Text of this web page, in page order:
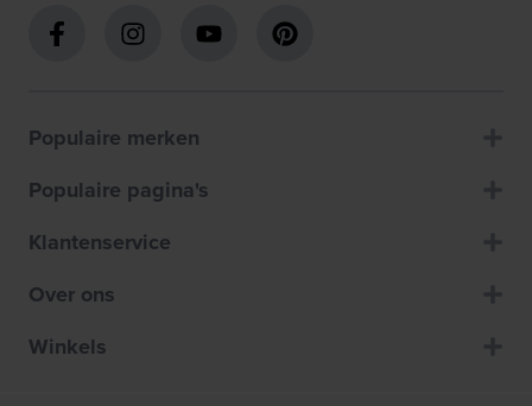
Populaire merken
Populaire pagina's
Klantenservice
Over ons
Winkels